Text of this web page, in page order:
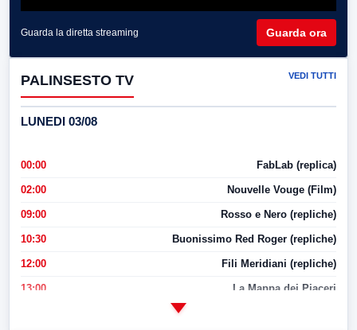
Guarda la diretta streaming Guarda ora
PALINSESTO TV VEDI TUTTI
LUNEDI 03/08
00:00 FabLab (replica)
02:00 Nouvelle Vouge (Film)
09:00 Rosso e Nero (repliche)
10:30 Buonissimo Red Roger (repliche)
12:00 Fili Meridiani (repliche)
13:00 La Mappa dei Piaceri